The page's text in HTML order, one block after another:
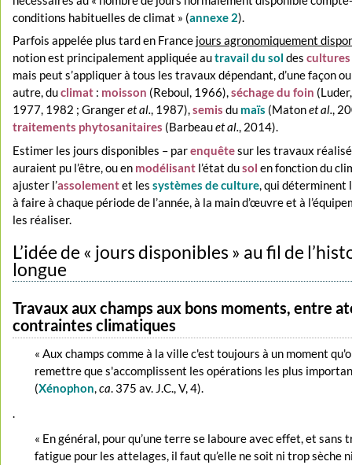
conditions habituelles de climat » (annexe 2).
Parfois appelée plus tard en France jours agronomiquement
notion est principalement appliquée autravail du sol des
mais peut s’appliquer à tous les travaux dépendant, d’une façon ou
autre, duclimat : moisson (Reboul, 1966),séchage du foin
1977, 1982 ; Grangeret al., 1987),semis du maïs (Matonet al.,
traitements phytosanitaires (Barbeauet al., 2014).
Estimer les jours disponibles – parenquêtesur les travaux
auraient pu l’être, ou en modélisant l’état dusol en fonction du
ajuster l’assolementet lessystèmes de culture, qui déterminent
à faire à chaque période de l’année, à la main d’œuvre et à
les réaliser.
L’idée de « jours disponibles » au fil de
longue
Travaux aux champs aux bons moments, entre
contraintes climatiques
« Aux champs comme à la ville c'est toujours à un moment
remettre que s'accomplissent les opérations les plus
(Xénophon,ca. 375 av. J.C., V, 4).
« En général, pour qu’une terre se laboure avec effet, et sans
fatigue pour les attelages, il faut qu’elle ne soit ni trop sèche